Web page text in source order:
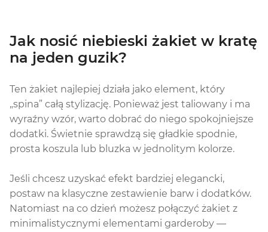
Jak nosić niebieski żakiet w kratę
na jeden guzik?
Ten żakiet najlepiej działa jako element, który
„spina” całą stylizację. Ponieważ jest taliowany i ma
wyraźny wzór, warto dobrać do niego spokojniejsze
dodatki. Świetnie sprawdzą się gładkie spodnie,
prosta koszula lub bluzka w jednolitym kolorze.
Jeśli chcesz uzyskać efekt bardziej elegancki,
postaw na klasyczne zestawienie barw i dodatków.
Natomiast na co dzień możesz połączyć żakiet z
minimalistycznymi elementami garderoby —